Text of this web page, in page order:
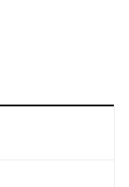
чаще выбирают для
подразделения